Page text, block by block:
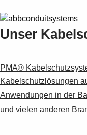
Unser
PMA®
Kabelschutzlösungen
Anwendungen in der
und vielen anderen